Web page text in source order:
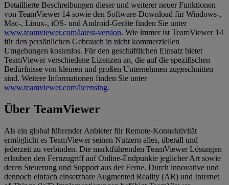
Detaillierte Beschreibungen dieser und weiterer neuer Funktionen
von TeamViewer 14 sowie den Software-Download für Windows-,
Mac-, Linux-, iOS- und Android-Geräte finden Sie unter
www.teamviewer.com/latest-version. Wie immer ist TeamViewer 14
für den persönlichen Gebrauch in nicht kommerziellen
Umgebungen kostenlos. Für den geschäftlichen Einsatz bietet
TeamViewer verschiedene Lizenzen an, die auf die spezifischen
Bedürfnisse von kleinen und großen Unternehmen zugeschnitten
sind. Weitere Informationen finden Sie unter
www.teamviewer.com/licensing.
Über TeamViewer
Als ein global führender Anbieter für Remote-Konnektivität
ermöglicht es TeamViewer seinen Nutzern alles, überall und
jederzeit zu verbinden. Die marktführenden TeamViewer Lösungen
erlauben den Fernzugriff auf Online-Endpunkte jeglicher Art sowie
deren Steuerung und Support aus der Ferne. Durch innovative und
dennoch einfach einsetzbare Augmented Reality (AR) und Internet